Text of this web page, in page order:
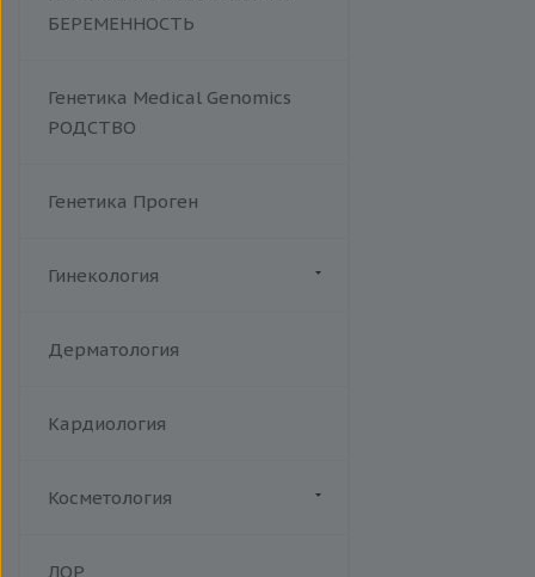
Т-лимфотропный вирус
Трихомониаз
Хламидийная инфекция
инфекционный мононуклеоз
БЕРЕМЕННОСТЬ
Генетика Medical Genomics
РОДСТВО
Генетика Проген
Гинекология
Дерматология
Кардиология
Косметология
ЛОР